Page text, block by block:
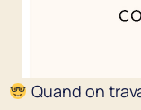
Quand on